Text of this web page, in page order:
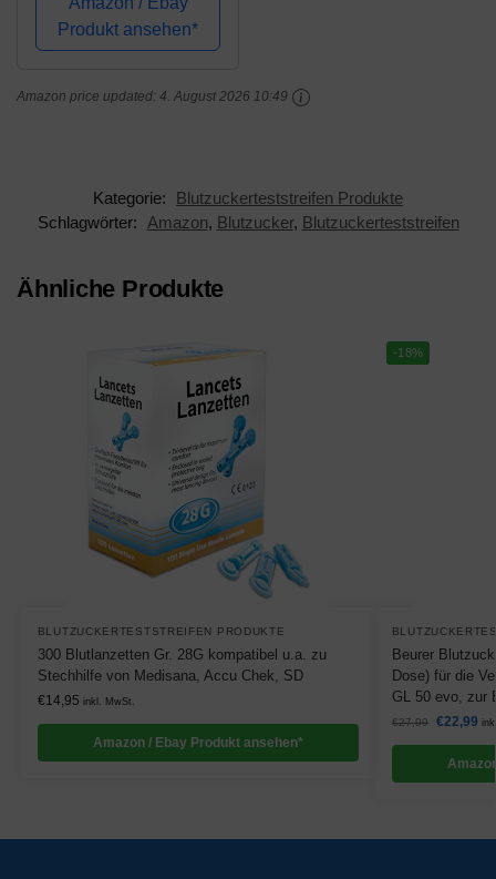
GL 50 und GL 50 evo,
zur Eigenanwendung
Produkt ansehen*
Amazon price updated: 4. August 2026 10:49
Kategorie:
Blutzuckerteststreifen Produkte
Schlagwörter:
Amazon, Blutzucker, Blutzuckerteststreifen
Ähnliche Produkte
BLUTZUCKERTESTSTREIFEN PRODUKTE
300 Blutlanzetten Gr. 28G kompatibel u.a. zu
Stechhilfe von Medisana, Accu Chek, SD
€14,95 inkl. MwSt.
Amazon / Ebay Produkt ansehen*
-18%
Beurer
Dose) für die
GL 50 evo, zur
€27,99 €22,99